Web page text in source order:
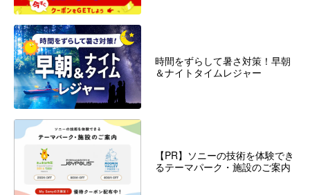
時間をずらして暑さ対策！早朝
＆ナイトタイムレジャー
【PR】ソニーの技術を体験でき
るテーマパーク・施設のご案内